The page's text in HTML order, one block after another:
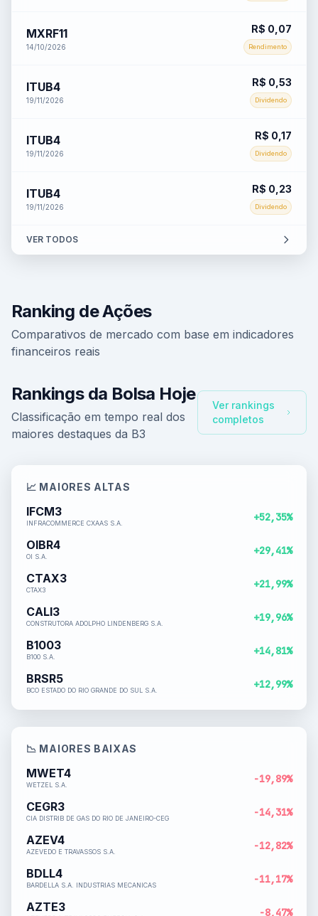
MXRF11
14/10/2026
R$ 0,07
Rendimento
ITUB4
19/11/2026
R$ 0,53
Dividendo
ITUB4
19/11/2026
R$ 0,17
Dividendo
ITUB4
19/11/2026
R$ 0,23
Dividendo
VER TODOS
Ranking de Ações
Comparativos de mercado com base em indicadores
financeiros reais
Rankings da Bolsa Hoje
Classificação em tempo real dos
maiores destaques da B3
Ver rankings
completos
📈 MAIORES ALTAS
IFCM3
INFRACOMMERCE CXAAS S.A. +52,35%
OIBR4
OI S.A. +29,41%
CTAX3
CTAX3 +21,99%
CALI3
CONSTRUTORA ADOLPHO LINDENBERG S.A. +19,96%
B1003
B100 S.A. +14,81%
BRSR5
BCO ESTADO DO RIO GRANDE DO SUL S.A. +12,99%
📉 MAIORES BAIXAS
MWET4
WETZEL S.A. -19,89%
CEGR3
CIA DISTRIB DE GAS DO RIO DE JANEIRO-CEG -14,31%
AZEV4
AZEVEDO E TRAVASSOS S.A. -12,82%
BDLL4
BARDELLA S.A. INDUSTRIAS MECANICAS -11,17%
AZTE3 -8,47%